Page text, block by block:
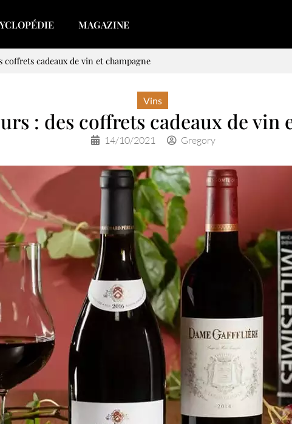
MAGAZINE
cadeaux de vin et champagne
Vins
: des coffrets cadeaux de vin
14/10/2021 Gregory